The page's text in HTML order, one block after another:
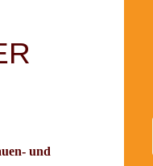
und